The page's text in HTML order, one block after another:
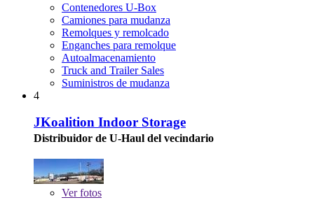
Contenedores U-Box
Camiones para mudanza
Remolques y remolcado
Enganches para remolque
Autoalmacenamiento
Truck and Trailer Sales
Suministros de mudanza
4
JKoalition Indoor Storage
Distribuidor de U-Haul del vecindario
Verfotos